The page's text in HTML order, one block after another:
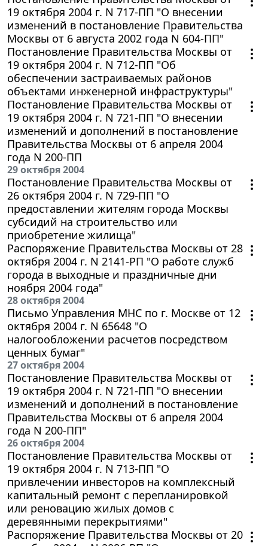
19 октября 2004 г. N 717-ПП "О внесении
изменений в постановление Правительства
Москвы от 6 августа 2002 года N 604-ПП"
Постановление Правительства Москвы от
19 октября 2004 г. N 712-ПП "Об
обеспечении застраиваемых районов
объектами инженерной инфраструктуры"
Постановление Правительства Москвы от
19 октября 2004 г. N 721-ПП "О внесении
изменений и дополнений в постановление
Правительства Москвы от 6 апреля 2004
года N 200-ПП
29 октября 2004
Постановление Правительства Москвы от
26 октября 2004 г. N 729-ПП "О
предоставлении жителям города Москвы
субсидий на строительство или
приобретение жилища"
Распоряжение Правительства Москвы от 28
октября 2004 г. N 2141-РП "О работе служб
города в выходные и праздничные дни
ноября 2004 года"
28 октября 2004
Письмо Управления МНС по г. Москве от 12
октября 2004 г. N 65648 "О
налогообложении расчетов посредством
ценных бумаг"
27 октября 2004
Постановление Правительства Москвы от
19 октября 2004 г. N 721-ПП "О внесении
изменений и дополнений в постановление
Правительства Москвы от 6 апреля 2004
года N 200-ПП"
26 октября 2004
Постановление Правительства Москвы от
19 октября 2004 г. N 713-ПП "О
привлечении инвесторов на комплексный
капитальный ремонт с перепланировкой
или реновацию жилых домов с
деревянными перекрытиями"
Распоряжение Правительства Москвы от 20